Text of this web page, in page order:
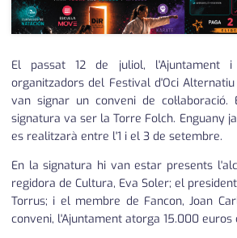
El passat 12 de juliol, l'Ajuntament i
organitzadors del Festival d'Oci
van signar un conveni de
signatura va ser la Torre Folch. Enguany
es realitzarà entre l'1 i el 3 de setembre.
En la signatura hi van estar presents
regidora de Cultura, Eva Soler; el
Torrus; i el membre de Fancon, Joan
conveni, l'Ajuntament atorga 15.000 euros